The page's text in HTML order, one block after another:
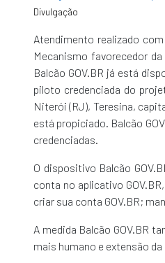
Divulgação
Atendimento realizado
Mecanismo favorecedor
Balcão GOV.BR já está
piloto credenciada do
Niterói (RJ), Teresina,
está propiciado. Balcão
credenciadas.
O dispositivo Balcão
conta no aplicativo
criar sua conta GOV.BR;
A medida Balcão GOV.BR
mais humano e extensão